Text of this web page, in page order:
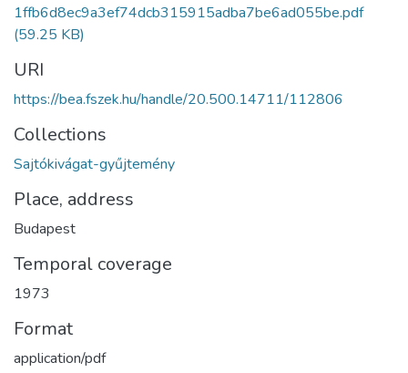
1ffb6d8ec9a3ef74dcb315915adba7be6ad055be.pdf
(59.25 KB)
URI
https://bea.fszek.hu/handle/20.500.14711/112806
Collections
Sajtókivágat-gyűjtemény
Place, address
Budapest
Temporal coverage
1973
Format
application/pdf